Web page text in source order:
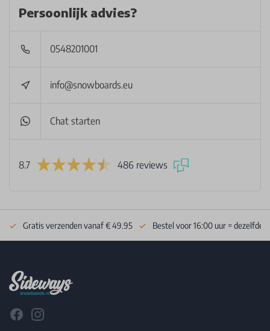
Persoonlijk advies?
0548201001
info@snowboards.eu
Chat starten
8.7 486 reviews
Gratis verzenden vanaf € 49.95 Bestel voor 16:00 uur = dezelfde
FacebookInstagram